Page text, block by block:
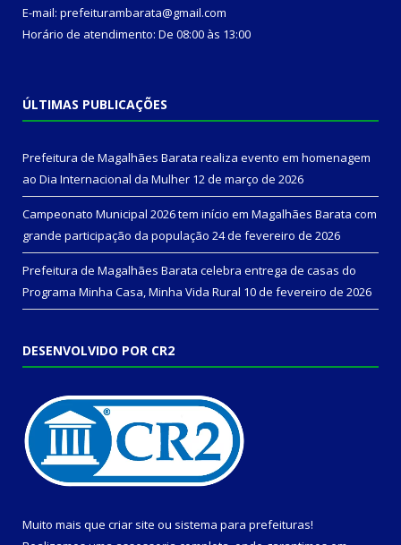
E-mail: prefeiturambarata@gmail.com
Horário de atendimento: De 08:00 às 13:00
ÚLTIMAS PUBLICAÇÕES
Prefeitura de Magalhães Barata realiza evento em homenagem
ao Dia Internacional da Mulher 12 de março de 2026
Campeonato Municipal 2026 tem início em Magalhães Barata com
grande participação da população 24 de fevereiro de 2026
Prefeitura de Magalhães Barata celebra entrega de casas do
Programa Minha Casa, Minha Vida Rural 10 de fevereiro de 2026
DESENVOLVIDO POR CR2
Muito mais que criar site ou sistema para prefeituras!